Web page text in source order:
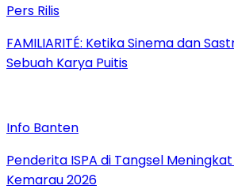
Pers Rilis
FAMILIARITÉ: Ketika Sinema dan
Sebuah Karya Puitis
Info Banten
Penderita ISPA di Tangsel
Kemarau 2026